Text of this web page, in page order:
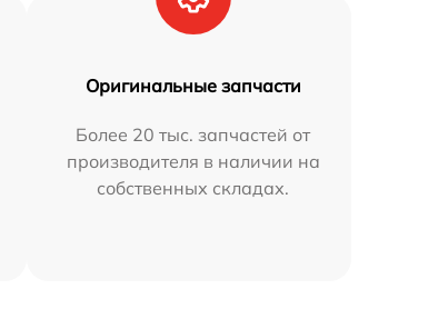
Оригинальные запчасти
Более 20 тыс. запчастей от
производителя в наличии на
собственных складах.